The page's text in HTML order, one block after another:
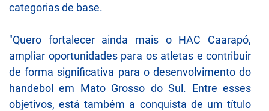
categorias de base.
"Quero fortalecer ainda mais o HAC Caarapó,
ampliar oportunidades para os atletas e contribuir
de forma significativa para o desenvolvimento do
handebol em Mato Grosso do Sul. Entre esses
objetivos, está também a conquista de um título